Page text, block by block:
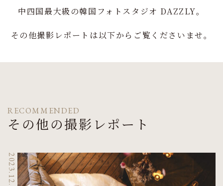
中四国最大級の韓国フォトスタジオ DAZZLY。
その他撮影レポートは以下からご覧くださいませ。
RECOMMENDED
その他の撮影レポート
2023.12.7